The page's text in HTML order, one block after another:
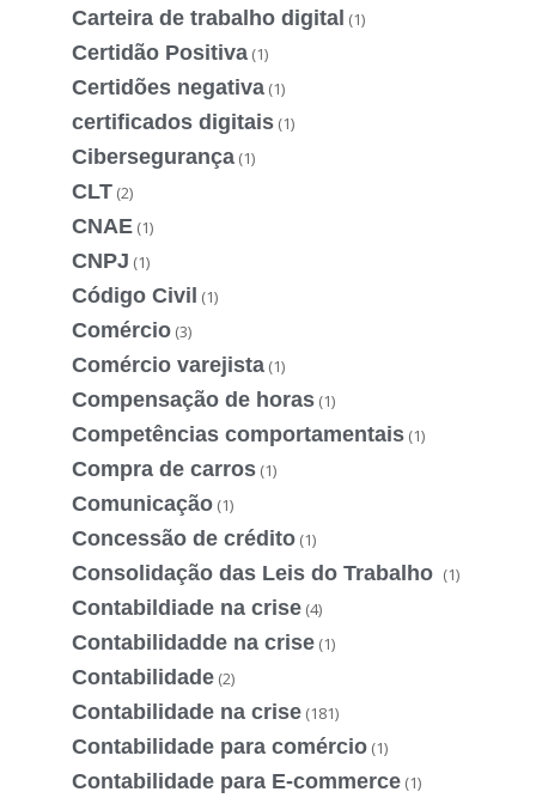
Carteira de trabalho digital (1)
Certidão Positiva (1)
Certidões negativa (1)
certificados digitais (1)
Cibersegurança (1)
CLT (2)
CNAE (1)
CNPJ (1)
Código Civil (1)
Comércio (3)
Comércio varejista (1)
Compensação de horas (1)
Competências comportamentais (1)
Compra de carros (1)
Comunicação (1)
Concessão de crédito (1)
Consolidação das Leis do Trabalho (1)
Contabildiade na crise (4)
Contabilidadde na crise (1)
Contabilidade (2)
Contabilidade na crise (181)
Contabilidade para comércio (1)
Contabilidade para E-commerce (1)